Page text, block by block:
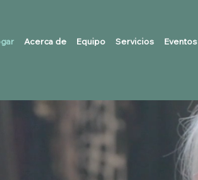
Acerca de Equipo Servicios Eventos